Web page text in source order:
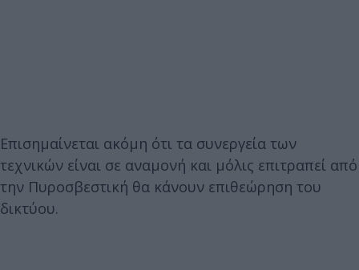
Επισημαίνεται ακόμη ότι τα συνεργεία των
τεχνικών είναι σε αναμονή και μόλις επιτραπεί από
την Πυροσβεστική θα κάνουν επιθεώρηση του
δικτύου.